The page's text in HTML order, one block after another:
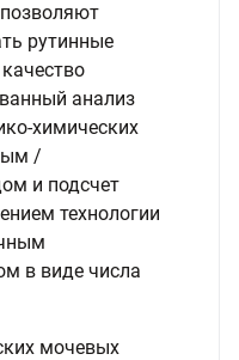
рутинные
анализ
химических
/
и подсчет
технологии
в виде числа
мочевых